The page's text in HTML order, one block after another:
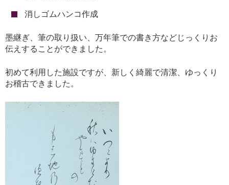
消しゴムハンコ作成
墨継ぎ、筆の取り扱い、万年筆での書き方などじっくりお
伝えすることができました。
初めて利用した施設ですが、新しく綺麗で清潔、ゆっくり
お稽古できました。